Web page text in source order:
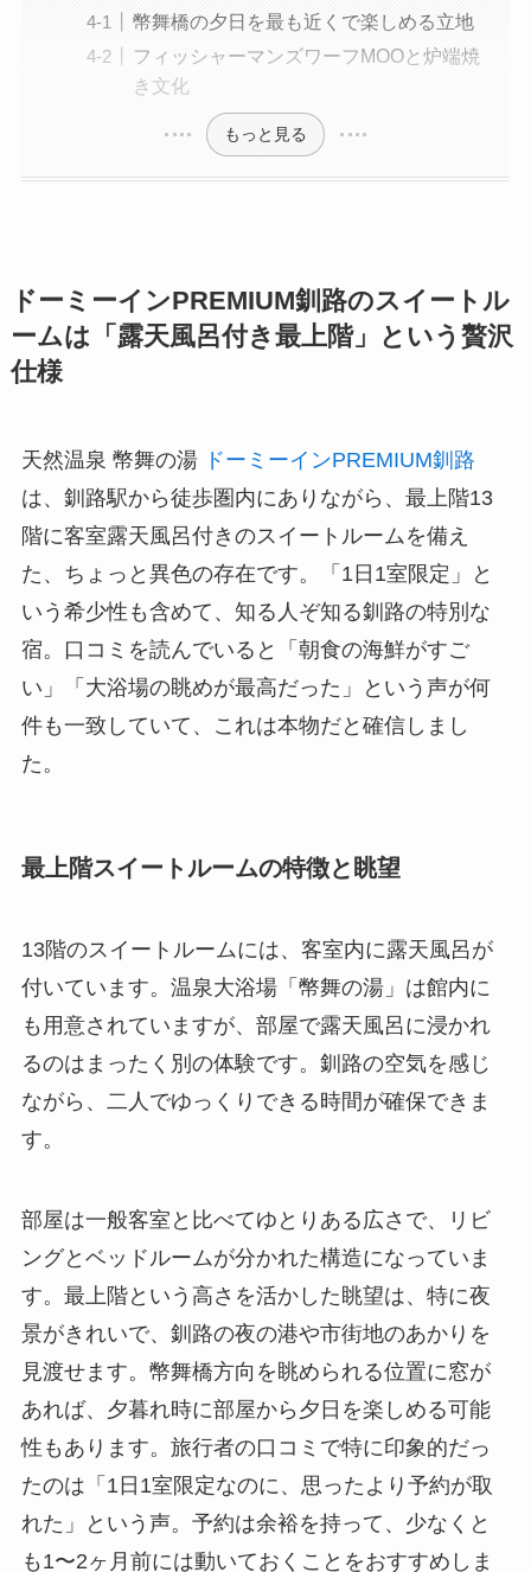
幣舞橋の夕日を最も近くで楽しめる立地
フィッシャーマンズワーフMOOと炉端焼
き文化
もっと見る
ドーミーインPREMIUM釧路のスイートル
ームは「露天風呂付き最上階」という贅沢
仕様
天然温泉 幣舞の湯 ドーミーインPREMIUM釧路
は、釧路駅から徒歩圏内にありながら、最上階13
階に客室露天風呂付きのスイートルームを備え
た、ちょっと異色の存在です。「1日1室限定」と
いう希少性も含めて、知る人ぞ知る釧路の特別な
宿。口コミを読んでいると「朝食の海鮮がすご
い」「大浴場の眺めが最高だった」という声が何
件も一致していて、これは本物だと確信しまし
た。
最上階スイートルームの特徴と眺望
13階のスイートルームには、客室内に露天風呂が
付いています。温泉大浴場「幣舞の湯」は館内に
も用意されていますが、部屋で露天風呂に浸かれ
るのはまったく別の体験です。釧路の空気を感じ
ながら、二人でゆっくりできる時間が確保できま
す。
部屋は一般客室と比べてゆとりある広さで、リビ
ングとベッドルームが分かれた構造になっていま
す。最上階という高さを活かした眺望は、特に夜
景がきれいで、釧路の夜の港や市街地のあかりを
見渡せます。幣舞橋方向を眺められる位置に窓が
あれば、夕暮れ時に部屋から夕日を楽しめる可能
性もあります。旅行者の口コミで特に印象的だっ
たのは「1日1室限定なのに、思ったより予約が取
れた」という声。予約は余裕を持って、少なくと
も1〜2ヶ月前には動いておくことをおすすめしま